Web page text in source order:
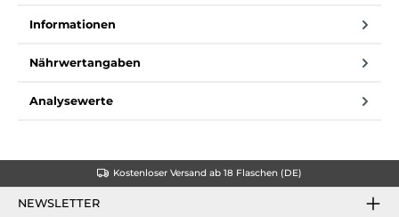
Informationen
Nährwertangaben
Analysewerte
Kostenloser Versand ab 18 Flaschen (DE)
NEWSLETTER